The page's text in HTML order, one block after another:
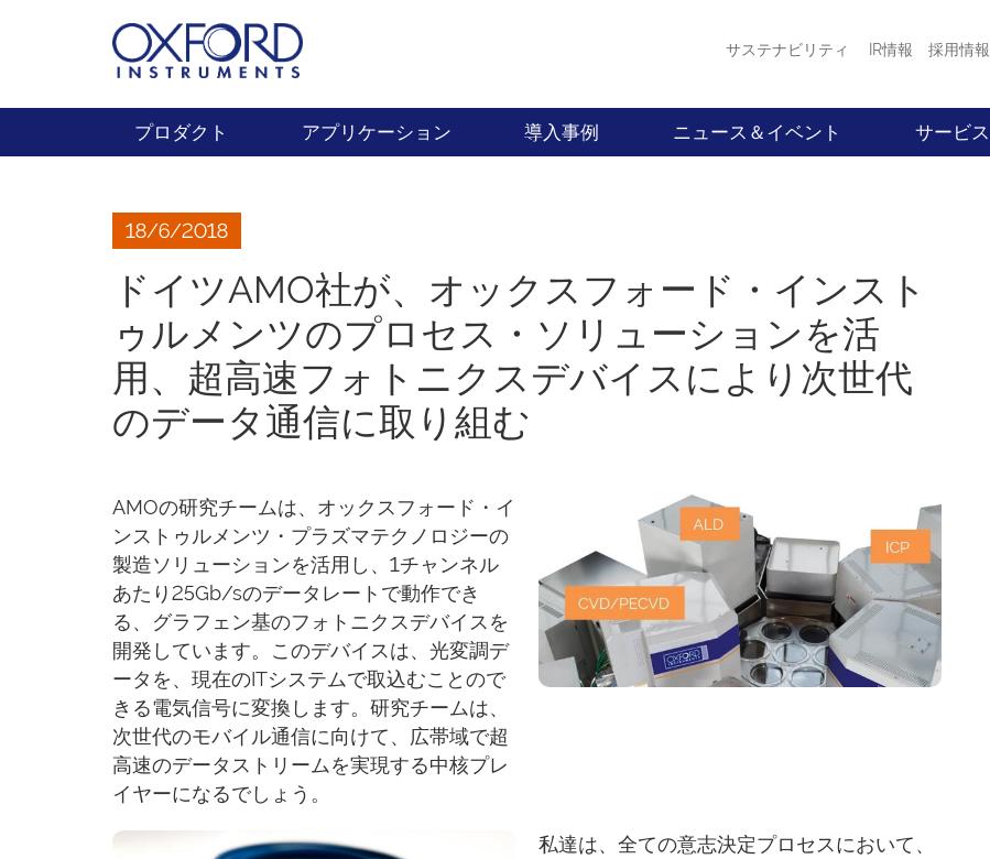
サステナビリティ IR情報 採用情報
プロダクト アプリケーション 導入事例 ニュース＆イベント サービス
18/6/2018
ドイツAMO社が、オックスフォード・インスト
ゥルメンツのプロセス・ソリューションを活
用、超高速フォトニクスデバイスにより次世代
のデータ通信に取り組む
AMOの研究チームは、オックスフォード・イ
ンストゥルメンツ・プラズマテクノロジーの
製造ソリューションを活用し、1チャンネル
あたり25Gb/sのデータレートで動作でき
る、グラフェン基のフォトニクスデバイスを
開発しています。このデバイスは、光変調デ
ータを、現在のITシステムで取込むことので
きる電気信号に変換します。研究チームは、
次世代のモバイル通信に向けて、広帯域で超
高速のデータストリームを実現する中核プレ
イヤーになるでしょう。
私達は、全ての意志決定プロセスにおいて、